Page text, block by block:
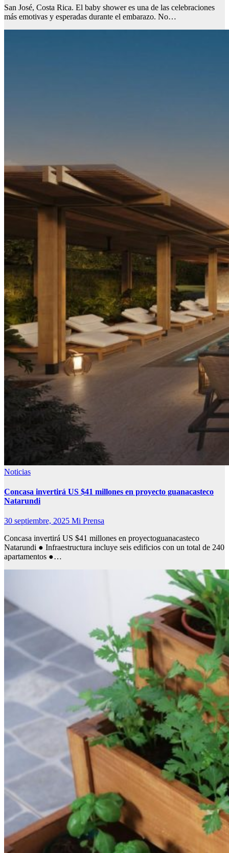
San José, Costa Rica. El baby shower es una de las celebraciones
más emotivas y esperadas durante el embarazo. No…
Noticias
Concasa invertirá US $41 millones en proyecto guanacasteco
Natarundi
30 septiembre, 2025 Mi Prensa
Concasa invertirá US $41 millones en proyectoguanacasteco
Natarundi ● Infraestructura incluye seis edificios con un total de 240
apartamentos ●…